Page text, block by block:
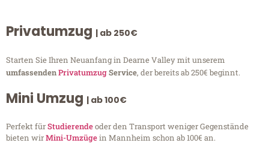
Privatumzug | ab 250€
Starten Sie Ihren Neuanfang in Dearne Valley mit unserem
umfassendenPrivatumzugService, der bereits ab 250€ beginnt.
Mini Umzug | ab 100€
Perfekt fürStudierendeoder den Transport weniger Gegenstände
bieten wirMini-Umzügein Mannheim schon ab 100€ an.